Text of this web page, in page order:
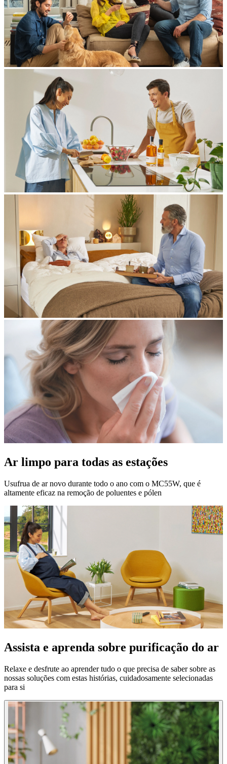
Ar limpo para todas as estações
Usufrua de ar novo durante todo o ano com o MC55W, que é
altamente eficaz na remoção de poluentes e pólen
Assista e aprenda sobre purificação do ar
Relaxe e desfrute ao aprender tudo o que precisa de saber sobre as
nossas soluções com estas histórias, cuidadosamente selecionadas
para si